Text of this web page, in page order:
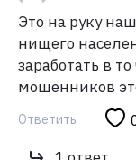
Это на руку
нищего
заработать в
мошенников
Ответить